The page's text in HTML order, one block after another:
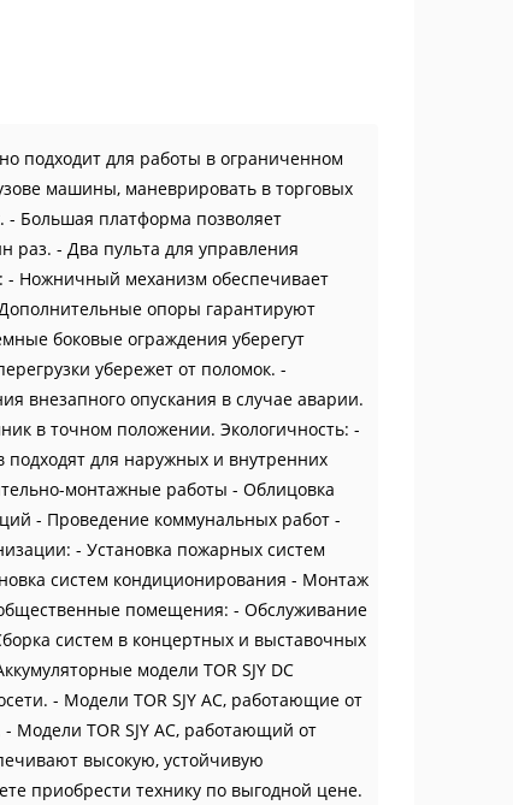
подходит для работы в ограниченном
машины, маневрировать в торговых
- Большая платформа позволяет
раз. - Два пульта для управления
- Ножничный механизм обеспечивает
опоры гарантируют
боковые ограждения уберегут
убережет от поломок. -
внезапного опускания в случае аварии.
в точном положении. Экологичность: -
для наружных и внутренних
монтажные работы - Облицовка
- Проведение коммунальных работ -
- Установка пожарных систем
систем кондиционирования - Монтаж
помещения: - Обслуживание
систем в концертных и выставочных
модели TOR SJY DC
- Модели TOR SJY AC, работающие от
Модели TOR SJY AC, работающий от
высокую, устойчивую
приобрести технику по выгодной цене.